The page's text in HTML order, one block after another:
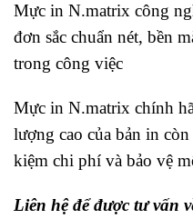
Mực in N.matrix công
đơn sắc chuẩn nét, bền
trong công việc
Mực in N.matrix chính
lượng cao của bản in
kiệm chi phí và bảo vệ
Liên hệ để được tư vấn